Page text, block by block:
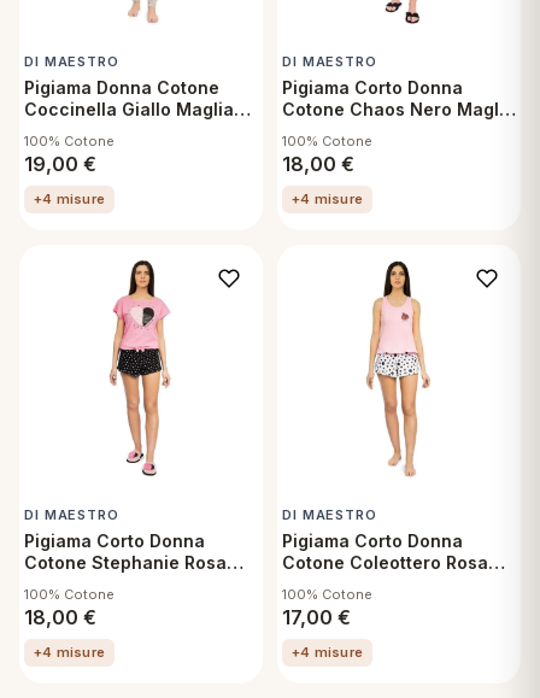
DI MAESTRO
Pigiama Donna Cotone
Coccinella Giallo Maglia
Lungo Taglia S
100% Cotone
19,00 €
+4 misure
DI MAESTRO
Pigiama Corto Donna
Cotone Chaos Nero Maglia
Pantaloncino Taglia S
100% Cotone
18,00 €
+4 misure
DI MAESTRO
Pigiama Corto Donna
Cotone Stephanie Rosa
Pantaloncino Taglia S
100% Cotone
18,00 €
+4 misure
DI MAESTRO
Pigiama Corto Donna
Cotone Coleottero Rosa
Taglia S
100% Cotone
17,00 €
+4 misure